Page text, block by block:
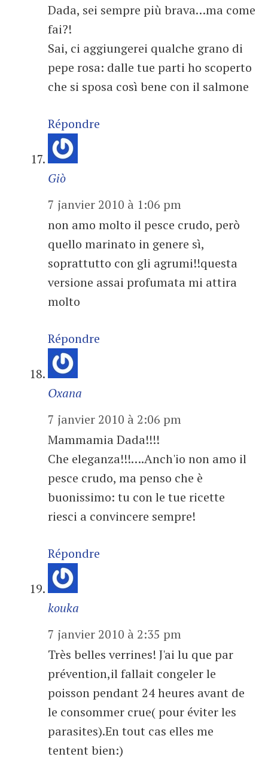
Dada, sei sempre più brava…ma come
fai?!
Sai, ci aggiungerei qualche grano di
pepe rosa: dalle tue parti ho scoperto
che si sposa così bene con il salmone
Répondre
Giò
7 janvier 2010 à 1:06 pm
non amo molto il pesce crudo, però
quello marinato in genere sì,
soprattutto con gli agrumi!!questa
versione assai profumata mi attira
molto
Répondre
Oxana
7 janvier 2010 à 2:06 pm
Mammamia Dada!!!!
Che eleganza!!!….Anch'io non amo il
pesce crudo, ma penso che è
buonissimo: tu con le tue ricette
riesci a convincere sempre!
Répondre
kouka
7 janvier 2010 à 2:35 pm
Très belles verrines! J'ai lu que par
prévention,il fallait congeler le
poisson pendant 24 heures avant de
le consommer crue( pour éviter les
parasites).En tout cas elles me
tentent bien:)